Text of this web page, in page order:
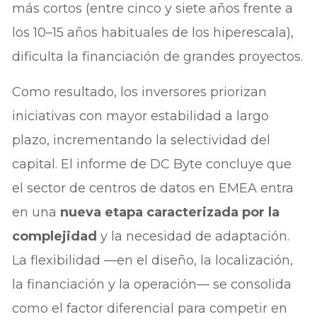
más cortos (entre cinco y siete años frente a
los 10–15 años habituales de los hiperescala),
dificulta la financiación de grandes proyectos.
Como resultado, los inversores priorizan
iniciativas con mayor estabilidad a largo
plazo, incrementando la selectividad del
capital. El informe de DC Byte concluye que
el sector de centros de datos en EMEA entra
en una nueva etapa caracterizada por la
complejidad y la necesidad de adaptación.
La flexibilidad —en el diseño, la localización,
la financiación y la operación— se consolida
como el factor diferencial para competir en